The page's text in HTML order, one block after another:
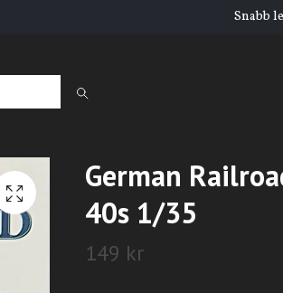
Snabb
German
40s 1/35
149 kr